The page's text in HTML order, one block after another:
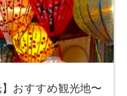
】おすすめ観光地〜